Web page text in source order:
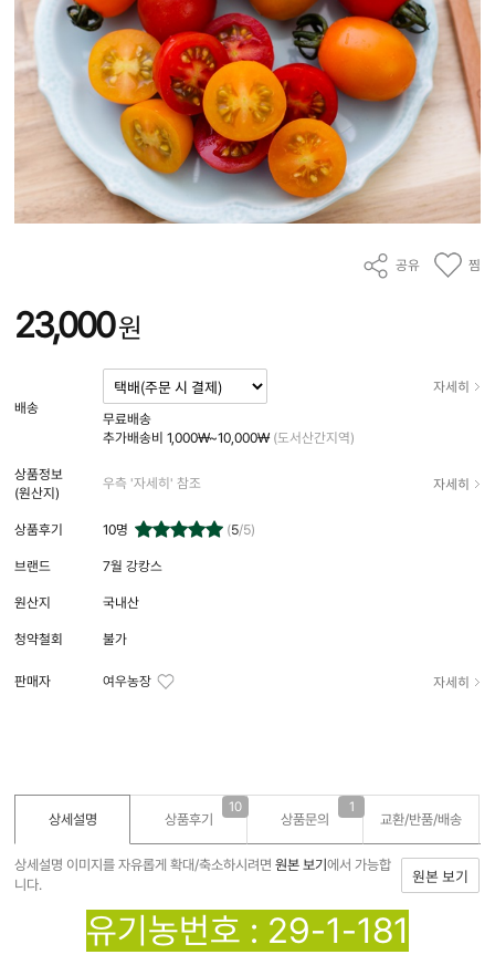
공유 찜
23,000원
배송
자세히
무료배송
추가배송비 1,000₩~10,000₩ (도서산간지역)
상품정보
(원산지)
우측 '자세히' 참조 자세히
상품후기 10명 (5/5)
브랜드 7월 강캉스
원산지 국내산
청약철회 불가
판매자 여우농장 자세히
상세설명 상품후기
10
상품문의
1
교환/반품/배송
상세설명 이미지를 자유롭게 확대/축소하시려면원본 보기에서 가능합
니다.
원본 보기
유기농번호 : 29-1-181